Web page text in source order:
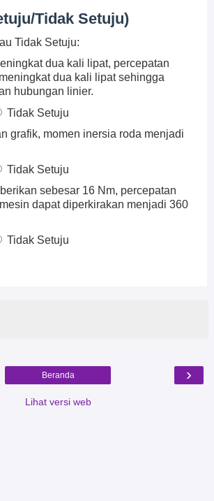
Tidak Setuju)
Tidak Setuju:
dua kali lipat, percepatan
dua kali lipat sehingga
hubungan linier.
Tidak Setuju
grafik, momen inersia roda menjadi
Tidak Setuju
sebesar 16 Nm, percepatan
dapat diperkirakan menjadi 360
Tidak Setuju
›
Beranda
Lihat versi web